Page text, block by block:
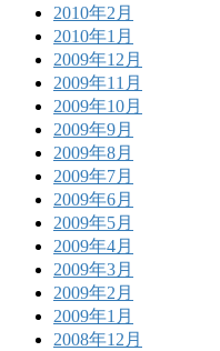
2010年2月
2010年1月
2009年12月
2009年11月
2009年10月
2009年9月
2009年8月
2009年7月
2009年6月
2009年5月
2009年4月
2009年3月
2009年2月
2009年1月
2008年12月